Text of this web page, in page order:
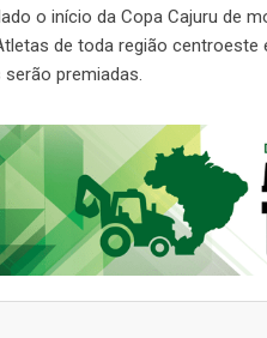
o início da Copa Cajuru de
de toda região
premiadas.